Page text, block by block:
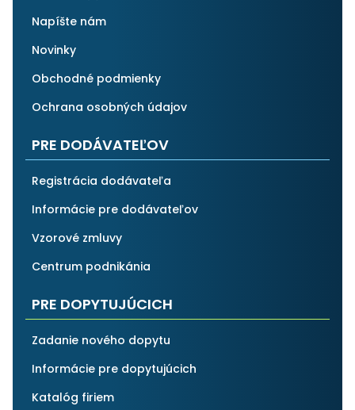
Napíšte nám
Novinky
Obchodné podmienky
Ochrana osobných údajov
PRE DODÁVATEĽOV
Registrácia dodávateľa
Informácie pre dodávateľov
Vzorové zmluvy
Centrum podnikánia
PRE DOPYTUJÚCICH
Zadanie nového dopytu
Informácie pre dopytujúcich
Katalóg firiem